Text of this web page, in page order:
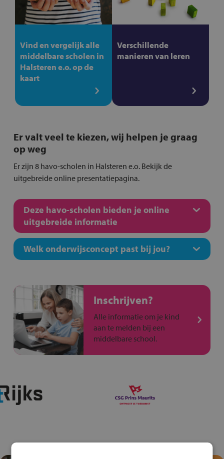
Vind en vergelijk alle
middelbare scholen in
Halsteren e.o. op de
kaart
Verschillende
manieren van leren
Er valt veel te kiezen, wij helpen je graag
op weg
Er zijn 8 havo-scholen in Halsteren e.o. Bekijk de
uitgebreide online presentatiepagina.
Deze havo-scholen bieden je online
uitgebreide informatie
Welk onderwijsconcept past bij jou?
Inschrijven?
Alle informatie om je kind
aan te melden bij een
middelbare school.